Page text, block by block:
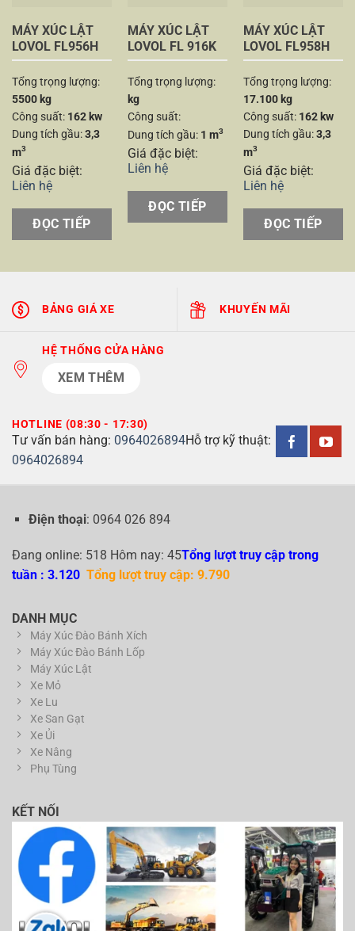
MÁY XÚC LẬT
LOVOL FL956H
Tổng trọng lượng:
5500 kg
Công suất: 162 kw
Dung tích gầu:3,3
m3
Giá đặc biệt:
Liên hệ
ĐỌC TIẾP
MÁY XÚC LẬT
LOVOL FL 916K
Tổng trọng lượng:
kg
Công suất:
Dung tích gầu: 1 m3
Giá đặc biệt:
Liên hệ
ĐỌC TIẾP
MÁY XÚC LẬT
LOVOL FL958H
Tổng trọng lượng:
17.100 kg
Công suất: 162 kw
Dung tích gầu:3,3
m3
Giá đặc biệt:
Liên hệ
ĐỌC TIẾP
BẢNG GIÁ XE KHUYẾN MÃI
HỆ THỐNG CỬA HÀNG
XEM THÊM
HOTLINE (08:30 - 17:30)
Tư vấn bán hàng: 0964026894Hỗ trợ kỹ thuật:
0964026894
Điện thoại: 0964 026 894
Đang online: 518 Hôm nay: 45Tổng lượt truy cập trong
tuần : 3.120 Tổng lượt truy cập: 9.790
DANH MỤC
Máy Xúc Đào Bánh Xích
Máy Xúc Đào Bánh Lốp
Máy Xúc Lật
Xe Mỏ
Xe Lu
Xe San Gạt
Xe Ủi
Xe Nâng
Phụ Tùng
KẾT NỐI